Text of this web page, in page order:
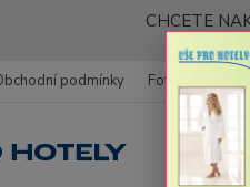
CHCETE
podmínky Fotogalerie